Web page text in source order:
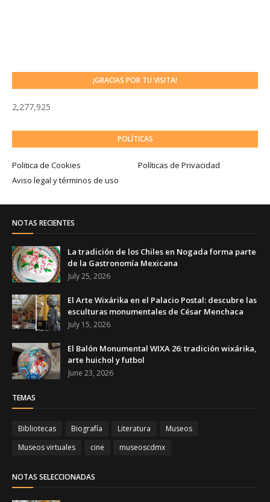
¡GRACIAS POR TU VISITA!
2,277,925
POLÍTICAS
Politica de Cookies
Políticas de Privacidad
Aviso legal y términos de uso
NOTAS RECIENTES
La tradición de los Chiles en Nogada forma parte
de la Gastronomía Mexicana
July 25, 2026
El Arte Wixárika en el Palacio Postal: descubre las
esculturas monumentales de César Menchaca
July 15, 2026
El Balón Monumental WIXA 26: tradición wixárika,
arte huichol y futbol
June 23, 2026
TEMAS
Bibliotecas Biografía Literatura
Museos
Museos virtuales
cine museoscdmx
NOTAS SELECCIONADAS